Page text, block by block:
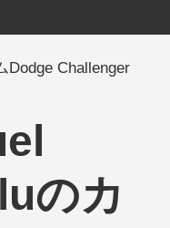
Dodge Challenger
のカ